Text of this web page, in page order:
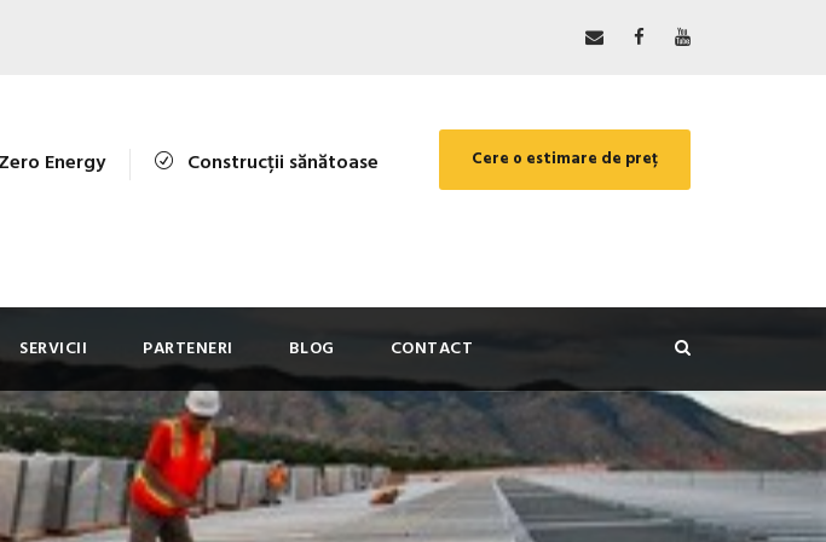
Energy Construcții sănătoase Cere o estimare de preț
SERVICII PARTENERI BLOG CONTACT